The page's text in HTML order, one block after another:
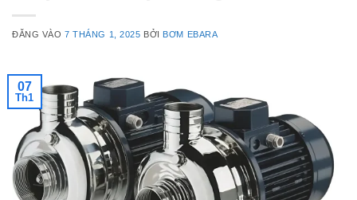
ĐĂNG VÀO7 THÁNG 1, 2025 BỞI BƠM EBARA
07
Th1